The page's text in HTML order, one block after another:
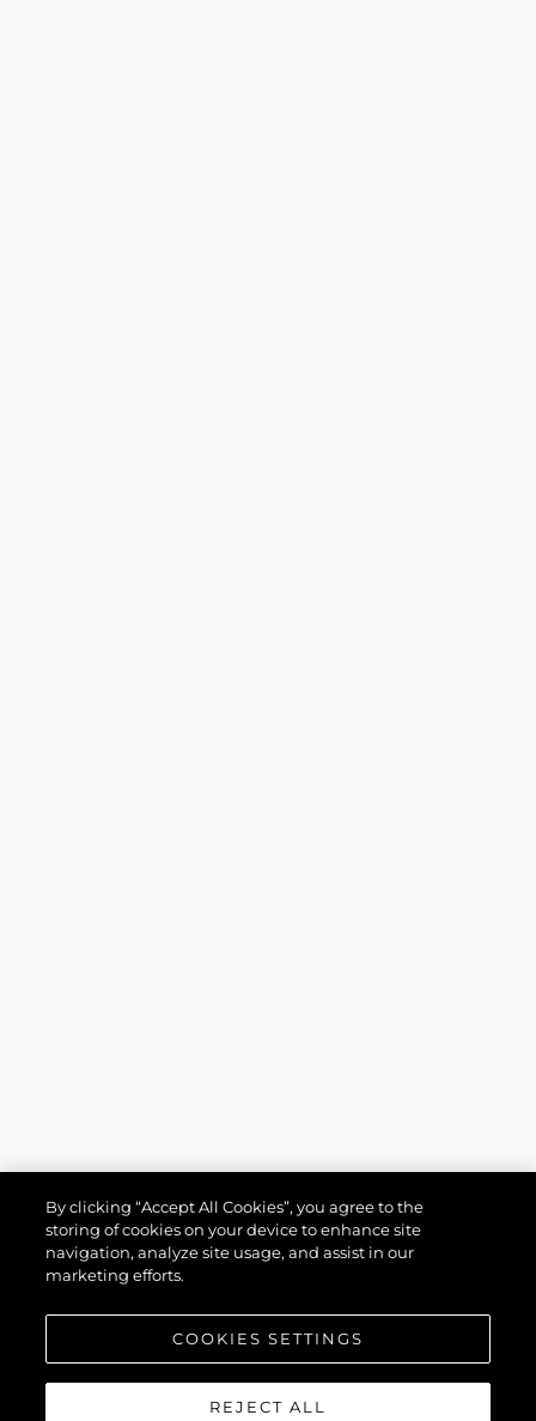
By clicking “Accept All Cookies”, you agree to the
storing of cookies on your device to enhance site
navigation, analyze site usage, and assist in our
marketing efforts.
COOKIES SETTINGS
REJECT ALL